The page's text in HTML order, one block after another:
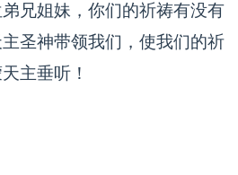
弟兄姐妹，你们的祈祷有没有
圣神带领我们，使我们的祈
主垂听！